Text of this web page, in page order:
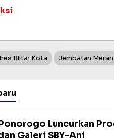
Blitar Kota Jembatan Merah
Ponorogo Luncurkan
Galeri SBY-Ani